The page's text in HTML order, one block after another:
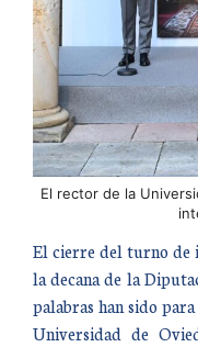
El rector de la
El cierre del turno de
la decana de la
palabras han sido
Universidad de